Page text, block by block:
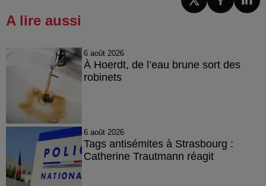
A lire aussi
6 août 2026
À Hoerdt, de l’eau brune sort des
robinets
6 août 2026
Tags antisémites à Strasbourg :
Catherine Trautmann réagit